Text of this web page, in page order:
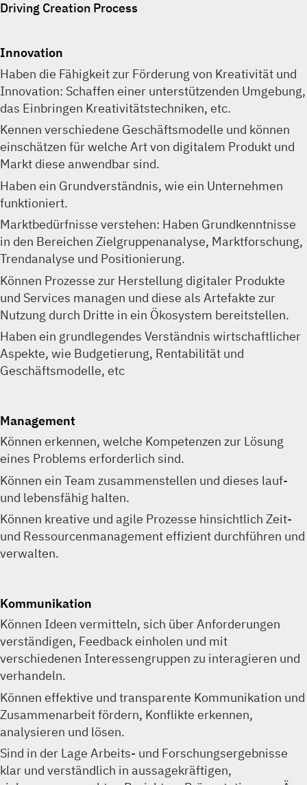
Driving Creation Process
Innovation
Haben die Fähigkeit zur Förderung von Kreativität und
Innovation: Schaffen einer unterstützenden Umgebung,
das Einbringen Kreativitätstechniken, etc.
Kennen verschiedene Geschäftsmodelle und können
einschätzen für welche Art von digitalem Produkt und
Markt diese anwendbar sind.
Haben ein Grundverständnis, wie ein Unternehmen
funktioniert.
Marktbedürfnisse verstehen: Haben Grundkenntnisse
in den Bereichen Zielgruppenanalyse, Marktforschung,
Trendanalyse und Positionierung.
Können Prozesse zur Herstellung digitaler Produkte
und Services managen und diese als Artefakte zur
Nutzung durch Dritte in ein Ökosystem bereitstellen.
Haben ein grundlegendes Verständnis wirtschaftlicher
Aspekte, wie Budgetierung, Rentabilität und
Geschäftsmodelle, etc
Management
Können erkennen, welche Kompetenzen zur Lösung
eines Problems erforderlich sind.
Können ein Team zusammenstellen und dieses lauf-
und lebensfähig halten.
Können kreative und agile Prozesse hinsichtlich Zeit-
und Ressourcenmanagement effizient durchführen und
verwalten.
Kommunikation
Können Ideen vermitteln, sich über Anforderungen
verständigen, Feedback einholen und mit
verschiedenen Interessengruppen zu interagieren und
verhandeln.
Können effektive und transparente Kommunikation und
Zusammenarbeit fördern, Konflikte erkennen,
analysieren und lösen.
Sind in der Lage Arbeits- und Forschungsergebnisse
klar und verständlich in aussagekräftigen,